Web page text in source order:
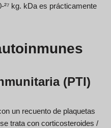
kg. kDa es prácticamente
(PTI)
un recuento de plaquetas
trata con corticosteroides /